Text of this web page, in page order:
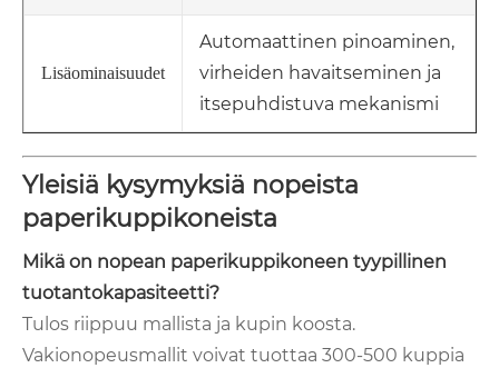
Lisäominaisuudet
Automaattinen pinoaminen,
virheiden havaitseminen ja
itsepuhdistuva mekanismi
Yleisiä kysymyksiä nopeista
paperikuppikoneista
Mikä on nopean paperikuppikoneen tyypillinen
tuotantokapasiteetti?
Tulos riippuu mallista ja kupin koosta.
Vakionopeusmallit voivat tuottaa 300-500 kuppia